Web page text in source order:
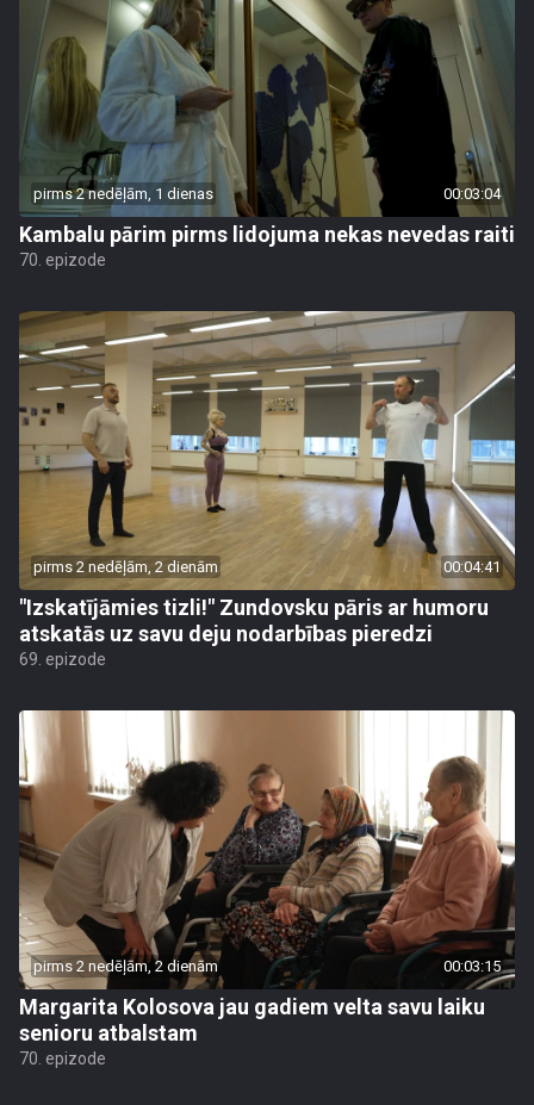
pirms 2 nedēļām, 1 dienas 00:03:04
Kambalu pārim pirms lidojuma nekas nevedas raiti
70. epizode
pirms 2 nedēļām, 2 dienām 00:04:41
"Izskatījāmies tizli!" Zundovsku pāris ar humoru
atskatās uz savu deju nodarbības pieredzi
69. epizode
pirms 2 nedēļām, 2 dienām 00:03:15
Margarita Kolosova jau gadiem velta savu laiku
senioru atbalstam
70. epizode